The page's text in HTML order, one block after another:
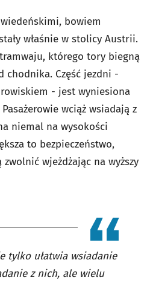
bowiem
właśnie w stolicy Austrii.
którego tory biegną
chodnika. Część jezdni -
- jest wyniesiona
wciąż wsiadają z
niemal na wysokości
to bezpieczeństwo,
wjeżdżając na wyższy
tylko ułatwia wsiadanie
z nich, ale wielu